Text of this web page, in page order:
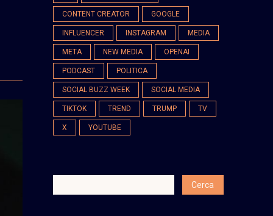
CONTENT CREATOR GOOGLE
INFLUENCER INSTAGRAM MEDIA
META NEW MEDIA OPENAI
PODCAST POLITICA
SOCIAL BUZZ WEEK SOCIAL MEDIA
TIKTOK TREND TRUMP TV
X YOUTUBE